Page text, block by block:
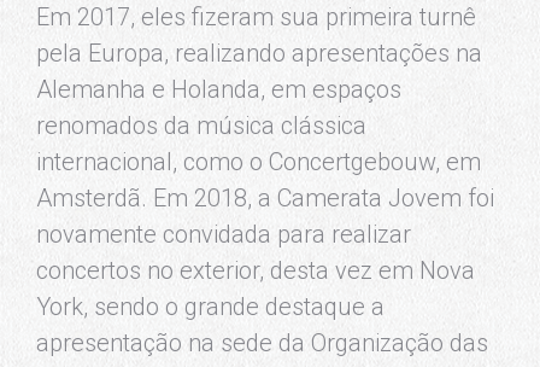
Em 2017, eles fizeram sua primeira turnê
pela Europa, realizando apresentações na
Alemanha e Holanda, em espaços
renomados da música clássica
internacional, como o Concertgebouw, em
Amsterdã. Em 2018, a Camerata Jovem foi
novamente convidada para realizar
concertos no exterior, desta vez em Nova
York, sendo o grande destaque a
apresentação na sede da Organização das